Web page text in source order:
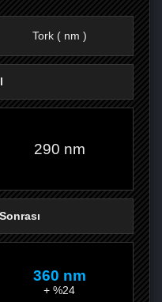
Tork ( nm )
290 nm
360 nm
+ %24